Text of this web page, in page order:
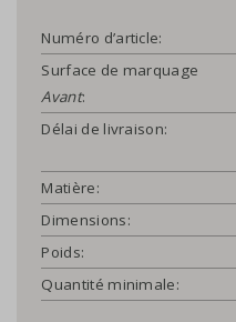
Numéro d’article:
Surface de marquage
Avant:
Délai de livraison:
Matière:
Dimensions:
Poids:
Quantité minimale: